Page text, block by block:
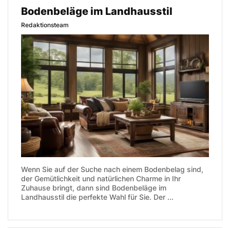
Bodenbeläge im Landhausstil
Redaktionsteam
Wenn Sie auf der Suche nach einem Bodenbelag sind,
der Gemütlichkeit und natürlichen Charme in Ihr
Zuhause bringt, dann sind Bodenbeläge im
Landhausstil die perfekte Wahl für Sie. Der ...